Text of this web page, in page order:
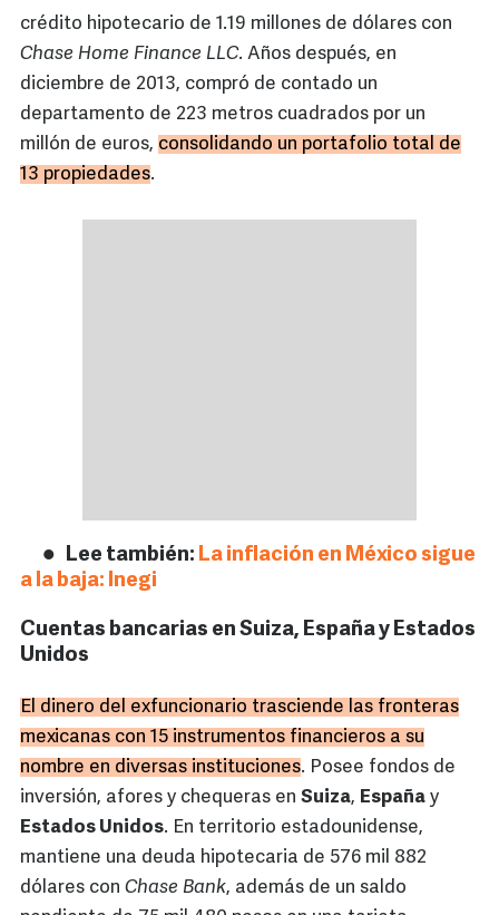
crédito hipotecario de 1.19 millones de dólares con
Chase Home Finance LLC. Años después, en
diciembre de 2013, compró de contado un
departamento de 223 metros cuadrados por un
millón de euros, consolidando un portafolio total de
13 propiedades.
Lee también: La inflación en México sigue
a la baja: Inegi
Cuentas bancarias en Suiza, España y Estados
Unidos
El dinero del exfuncionario trasciende las fronteras
mexicanas con 15 instrumentos financieros a su
nombre en diversas instituciones. Posee fondos de
inversión, afores y chequeras en Suiza, España y
Estados Unidos. En territorio estadounidense,
mantiene una deuda hipotecaria de 576 mil 882
dólares con Chase Bank, además de un saldo